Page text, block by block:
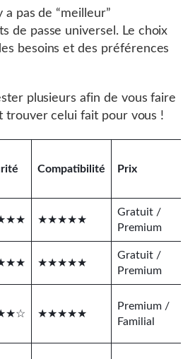
a pas de “meilleur”
de passe universel. Le choix
besoins et des préférences
plusieurs afin de vous faire
trouver celui fait pour vous !
Compatibilité Prix
★★★★★
Gratuit /
Premium
★★★★★
Gratuit /
Premium
★★★★★
Premium /
Familial